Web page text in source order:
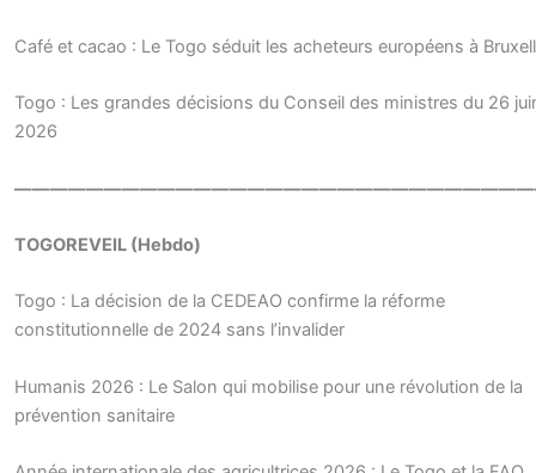
Café et cacao : Le Togo séduit les acheteurs européens à
Togo : Les grandes décisions du Conseil des ministres du 26
2026
TOGOREVEIL (Hebdo)
Togo : La décision de la CEDEAO confirme la réforme
constitutionnelle de 2024 sans l’invalider
Humanis 2026 : Le Salon qui mobilise pour une révolution de la
prévention sanitaire